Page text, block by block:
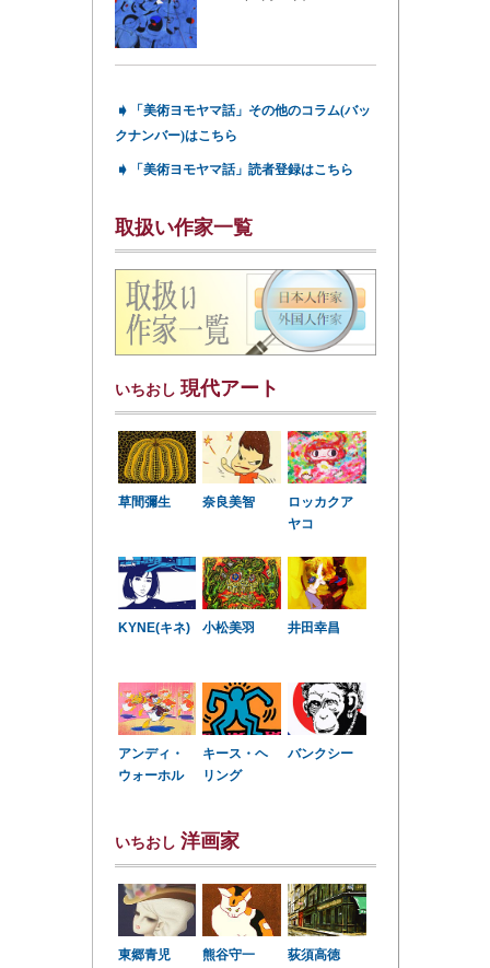
➧
「美術ヨモヤマ話」その他のコラム(バッ
クナンバー)はこちら
➧ 「美術ヨモヤマ話」読者登録はこちら
取扱い作家一覧
いちおし 現代アート
草間彌生 奈良美智
ロッカクア
ヤコ
KYNE(キネ) 小松美羽 井田幸昌
アンディ・
ウォーホル
キース・ヘ
リング
バンクシー
いちおし 洋画家
東郷青児 熊谷守一 荻須高徳